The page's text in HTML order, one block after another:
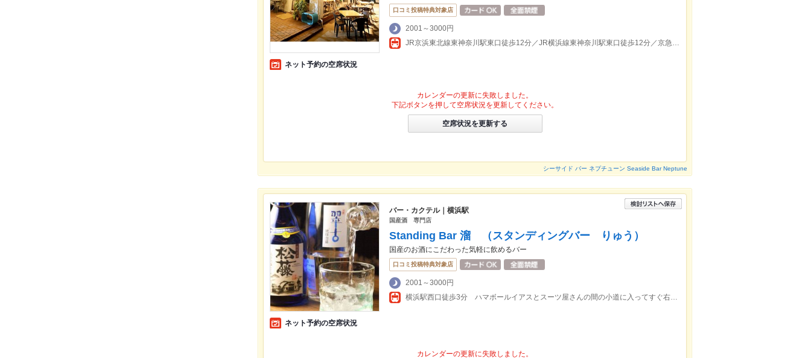
口コミ投稿特典対象店
2001～3000円
JR京浜東北線東神奈川駅東口徒歩12分／JR横浜線東神奈川駅東口徒歩12分／京急本線仲木戸駅徒歩11分
ネット予約の空席状況
カレンダーの更新に失敗しました。
下記ボタンを押して空席状況を更新してください。
空席状況を更新する
シーサイド バー ネプチューン Seaside Bar Neptune
バー・カクテル｜横浜駅
国産酒 専門店
Standing Bar 溜 （スタンディングバー りゅう）
国産のお酒にこだわった気軽に飲めるバー
口コミ投稿特典対象店
2001～3000円
横浜駅西口徒歩3分 ハマボールイアスとスーツ屋さんの間の小道に入ってすぐ右にあります
ネット予約の空席状況
カレンダーの更新に失敗しました。